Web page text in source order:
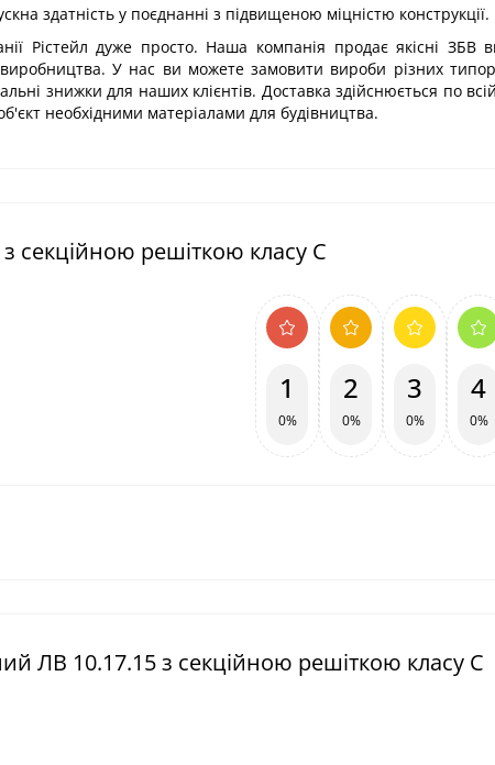
здатність у поєднанні з підвищеною міцністю конструкції.
Рістейл дуже просто. Наша компанія продає якісні ЗБВ
У нас ви можете замовити вироби різних
знижки для наших клієнтів. Доставка здійснюється по
необхідними матеріалами для будівництва.
секційною решіткою класу С
1
0%
2
0%
3
0%
4
0%
ЛВ 10.17.15 з секційною решіткою класу С